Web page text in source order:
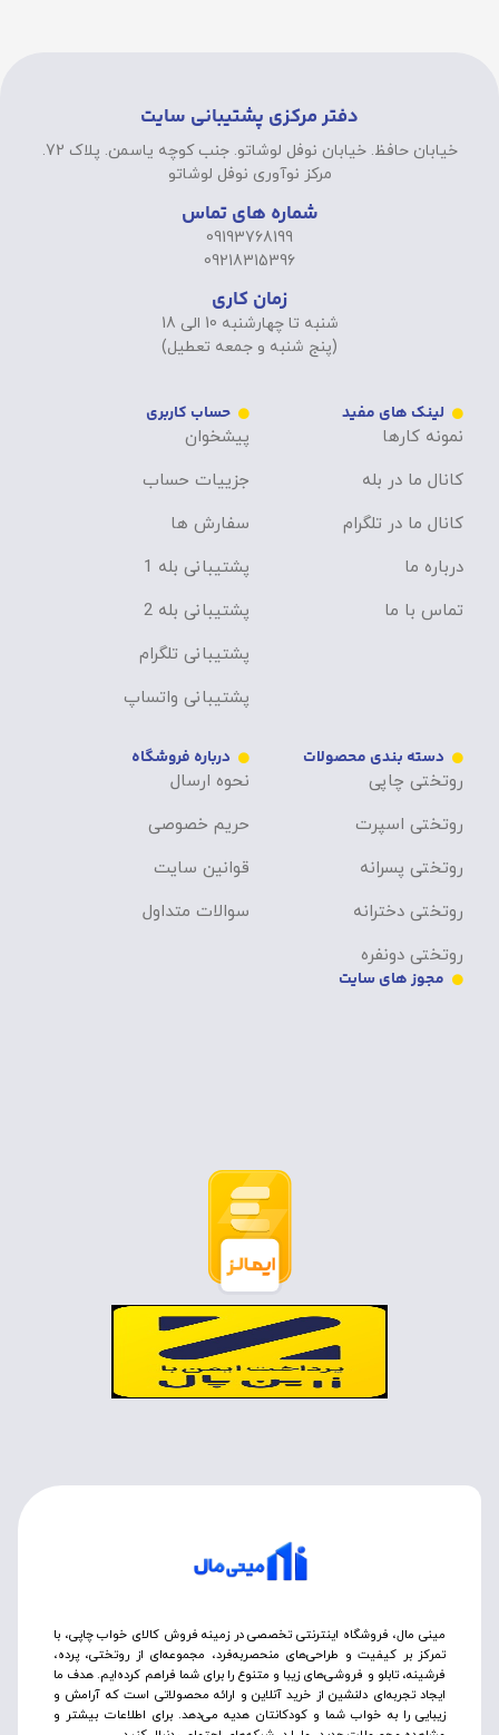
دفتر مرکزی پشتیبانی سایت
خیابان حافظ. خیابان نوفل لوشاتو. جنب کوچه یاسمن. پلاک 72.
مرکز نوآوری نوفل لوشاتو
شماره های تماس
09193768199
09218315396
زمان کاری
شنبه تا چهارشنبه 10 الی 18
(پنج شنبه و جمعه تعطیل)
لینک های مفید
نمونه کارها
کانال ما در بله
کانال ما در تلگرام
درباره ما
تماس با ما
حساب کاربری
پیشخوان
جزییات حساب
سفارش ها
پشتیبانی بله 1
پشتیبانی بله 2
پشتیبانی تلگرام
پشتیبانی واتساپ
دسته بندی محصولات
روتختی چاپی
روتختی اسپرت
روتختی پسرانه
روتختی دخترانه
روتختی دونفره
درباره فروشگاه
نحوه ارسال
حریم خصوصی
قوانین سایت
سوالات متداول
مجوز های سایت
مینی مال، فروشگاه اینترنتی تخصصی در زمینه فروش کالای خواب چاپی، با
تمرکز بر کیفیت و طراحی‌های منحصربه‌فرد، مجموعه‌ای از روتختی‌، پرده،
فرشینه، تابلو و فروشی‌های زیبا و متنوع را برای شما فراهم کرده‌ایم. هدف ما
ایجاد تجربه‌ای دلنشین از خرید آنلاین و ارائه محصولاتی است که آرامش و
زیبایی را به خواب شما و کودکانتان هدیه می‌دهد. برای اطلاعات بیشتر و